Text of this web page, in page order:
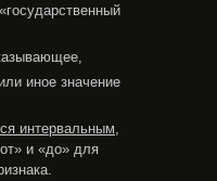
иное значение
интервальным,
и «до» для